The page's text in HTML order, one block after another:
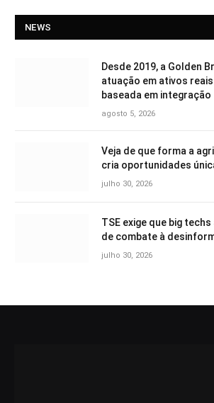
NEWS
Desde 2019, a Golden
atuação em ativos
baseada em integração
agosto 5, 2026
Veja de que forma a
cria oportunidades
julho 30, 2026
TSE exige que big
de combate à
julho 30, 2026